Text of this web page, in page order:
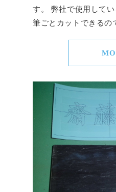
す。 弊社で使用して
筆ごとカットできるの